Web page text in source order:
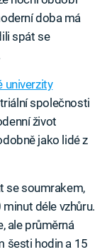
doba má
spát se
univerzity
společnosti
život
jako lidé z
se soumrakem,
déle vzhůru.
ale průměrná
šesti hodin a 15